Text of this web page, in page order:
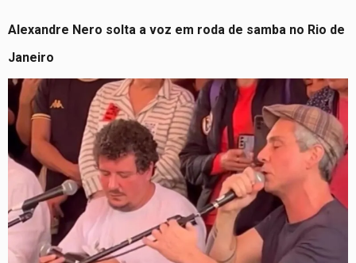
Alexandre Nero solta a voz em roda de samba no Rio de
Janeiro